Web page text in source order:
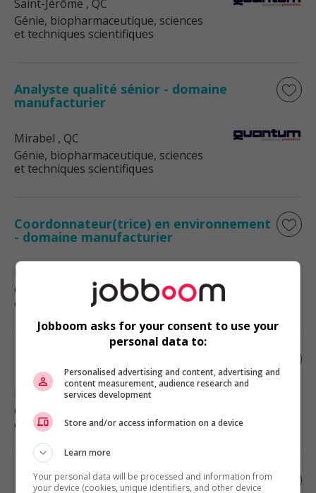
Saint-Jérôme , QC
Génie, biopharmaceutique, sciences
et techniques scientifiques
Analyste qualité sénior - domaine
manufacturier
Mirabel , QC
Génie, biopharmaceutique, sciences
et techniques scientifiques
Coordonnateur(trice) en environnement
- domaine manufacturier
Génie, biopharmaceutique, sciences
et techniques scientifiques
Blainville
, QC
Génie, biopharmaceutique, sciences
et techniques scientifiques
Ingénieur minier/ingénieure minière
Jobboom asks for your consent to use your
personal data to:
Personalised advertising and content, advertising and
content measurement, audience research and
services development
Store and/or access information on a device
Learn more
Your personal data will be processed and information from
your device (cookies, unique identifiers, and other device